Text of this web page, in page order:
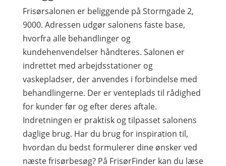
Frisørsalonen er beliggende på Stormgade 2,
9000. Adressen udgør salonens faste base,
hvorfra alle behandlinger og
kundehenvendelser håndteres. Salonen er
indrettet med arbejdsstationer og
vaskepladser, der anvendes i forbindelse med
behandlingerne. Der er venteplads til rådighed
for kunder før og efter deres aftale.
Indretningen er praktisk og tilpasset salonens
daglige brug. Har du brug for inspiration til,
hvordan du bedst formulerer dine ønsker ved
næste frisørbesøg? På FrisørFinder kan du læse